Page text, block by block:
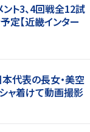
ト3、4回戦全12試
定【近畿インター
代表の長女・美空
ャ着けて動画撮影